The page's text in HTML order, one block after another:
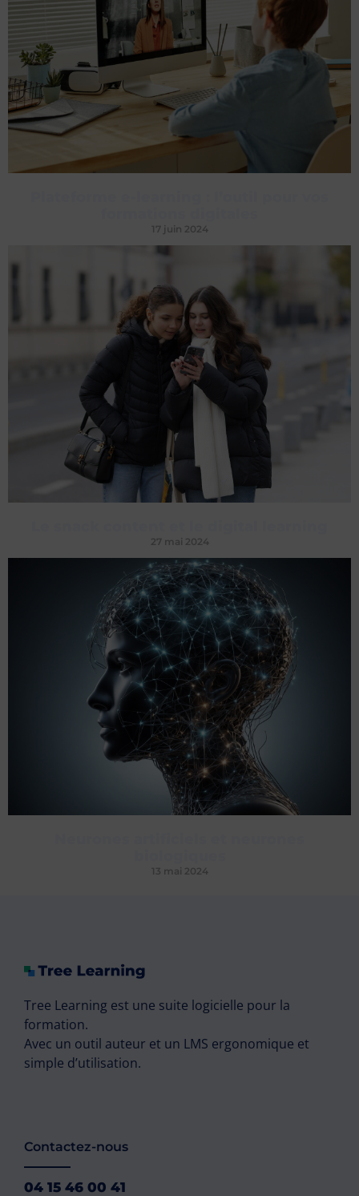
17 juin 2024
27 mai 2024
13 mai 2024
Tree Learning est une suite logicielle pour la
formation.
Avec un outil auteur et un LMS ergonomique et
simple d’utilisation.
Contactez-nous
04 15 46 00 41